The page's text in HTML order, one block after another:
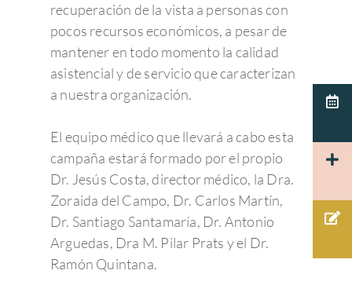
recuperación de la vista a personas con
pocos recursos económicos, a pesar de
mantener en todo momento la calidad
asistencial y de servicio que caracterizan
a nuestra organización.
El equipo médico que llevará a cabo esta
campaña estará formado por el propio
Dr. Jesús Costa, director médico, la Dra.
Zoraida del Campo, Dr. Carlos Martín,
Dr. Santiago Santamaría, Dr. Antonio
Arguedas, Dra M. Pilar Prats y el Dr.
Ramón Quintana.
Pterigion
Queratocono
Queratitis
Patología corneal
Disfuncion del
Herpes
PÁRPADOS Y
LAGRIMALES
GLAUCOMA
Retinopatía del
Desprendimiento de
Retinopatía
Membrana Epi-
Macular
Hemorragia vítrea
Moscas volantes y
Retinosis
Cataratas
Ojo vago
Terapias visuales
Control de la miopía
Ergoftalmología
Oftalmología pedriática
Oftalmo sport
Test visuales
Córnea
Glaucoma
Retina y mácula
Rejuvenecimiento
Equipo de profesionales
Oftalmólogos
Optometristas
Unidades clínicas
Urgencias
Tecnología
Mutuas
Nuestras clínicas
Responsabilidad Social
Corporativa
Para profesionales
Pide cita
Pide Cita
Español
Català
Cuidamos de tus ojos y
cuidamos de ti.
93 203 22 33
Admiravisión
Portal del paciente
Urgencias